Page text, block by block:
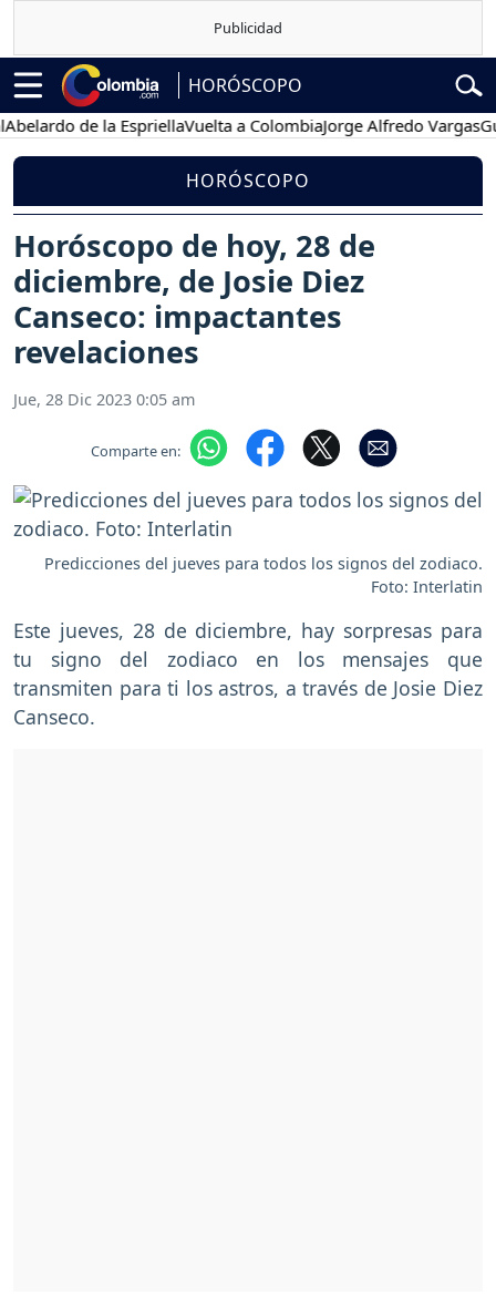
HORÓSCOPO
de la EspriellaVuelta a ColombiaJorge Alfredo Vargas
HORÓSCOPO
Horóscopo de hoy, 28 de
diciembre, de Josie Diez
Canseco: impactantes
revelaciones
Jue, 28 Dic 2023 0:05 am
Comparte en:
Predicciones del jueves para todos los signos del zodiaco.
Foto: Interlatin
Este jueves, 28 de diciembre, hay sorpresas para
tu signo del zodiaco en los mensajes que
transmiten para ti los astros, a través de Josie Diez
Canseco.